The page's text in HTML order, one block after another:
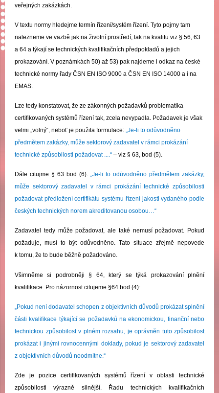
veřejných zakázkách.
V textu normy hledejme termín řízení/systém řízení. Tyto pojmy tam
nalezneme ve vazbě jak na životní prostředí, tak na kvalitu viz § 56, 63
a 64 a týkají se technických kvalifikačních předpokladů a jejich
prokazování. V poznámkách 50) až 53) pak najdeme i odkaz na české
technické normy řady ČSN EN ISO 9000 a ČSN EN ISO 14000 a i na
EMAS.
Lze tedy konstatovat, že ze zákonných požadavků problematika
certifikovaných systémů řízení tak, zcela nevypadla. Požadavek je však
velmi „volný“, neboť je použita formulace: „Je-li to odůvodněno
předmětem zakázky, může sektorový zadavatel v rámci prokázání
technické způsobilosti požadovat ....“ – viz § 63, bod (5).
Dále citujme § 63 bod (6):„Je-li to odůvodněno předmětem zakázky,
může sektorový zadavatel v rámci prokázání technické způsobilosti
požadovat předložení certifikátu systému řízení jakosti vydaného podle
českých technických norem akreditovanou osobou…“
Zadavatel tedy může požadovat, ale také nemusí požadovat. Pokud
požaduje, musí to být odůvodněno. Tato situace zřejmě nepovede
k tomu, že to bude běžně požadováno.
Všimněme si podrobněji § 64, který se týká prokazování plnění
kvalifikace. Pro názornost citujeme §64 bod (4):
„Pokud není dodavatel schopen z objektivních důvodů prokázat splnění
části kvalifikace týkající se požadavků na ekonomickou, finanční nebo
technickou způsobilost v plném rozsahu, je oprávněn tuto způsobilost
prokázat i jinými rovnocennými doklady, pokud je sektorový zadavatel
z objektivních důvodů neodmítne.“
Zde je pozice certifikovaných systémů řízení v oblasti technické
způsobilosti výrazně silnější. Řadu technických kvalifikačních